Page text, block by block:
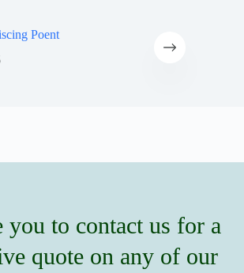
Poent
you to contact us for a
quote on any of our